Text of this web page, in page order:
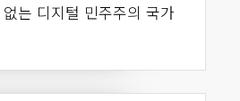
는 디지털 민주주의 국가